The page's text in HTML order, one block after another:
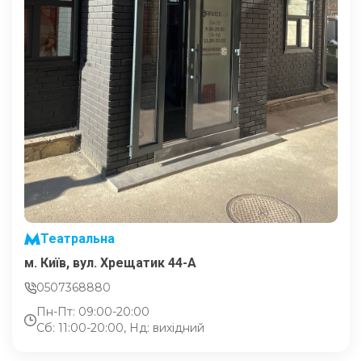
Театральна
м. Київ, вул. Хрещатик 44-A
0507368880
Пн-Пт: 09:00-20:00
Сб: 11:00-20:00, Нд: вихідний